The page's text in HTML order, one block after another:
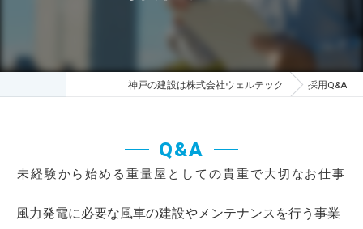
神戸の建設は株式会社ウェルテック 採用Q&A
未経験から始める重量屋としての貴重で大切なお仕事
Q&A
風力発電に必要な風車の建設やメンテナンスを行う事業